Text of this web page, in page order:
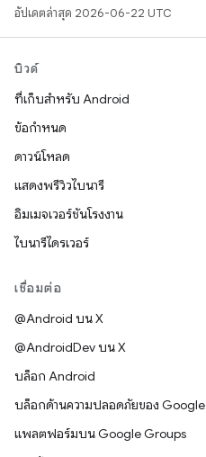
อัปเดตล่าสุด 2026-06-22 UTC
บิวด์
ที่เก็บสำหรับ Android
ข้อกำหนด
ดาวน์โหลด
แสดงพรีวิวไบนารี
อิมเมจเวอร์ชันโรงงาน
ไบนารีไดรเวอร์
เชื่อมต่อ
@Android บน X
@AndroidDev บน X
บล็อก Android
บล็อกด้านความปลอดภัยของ Google
แพลตฟอร์มบน Google Groups